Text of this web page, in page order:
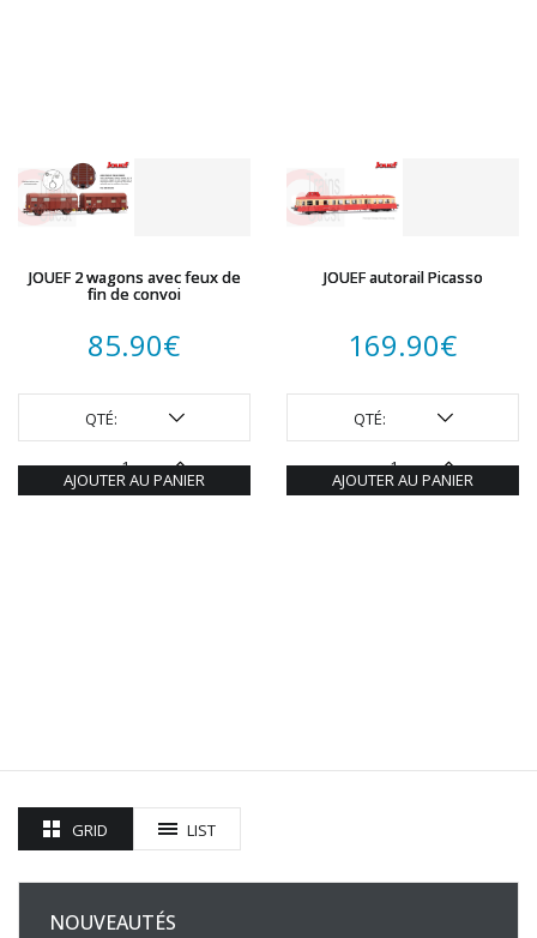
JOUEF 2 wagons avec feux de
fin de convoi
85.90€
QTÉ:
AJOUTER AU PANIER
JOUEF autorail Picasso
169.90€
QTÉ:
AJOUTER AU PANIER
GRID LIST
NOUVEAUTÉS